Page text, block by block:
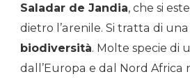
Saladar de Jandia, che si
dietro l’arenile. Si tratta di
biodiversità. Molte specie di
dall’Europa e dal Nord Africa